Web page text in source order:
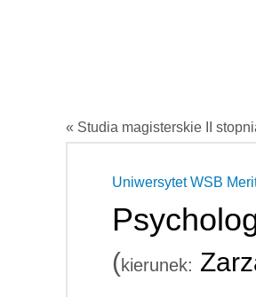
« Studia magisterskie II
Uniwersytet WSB
(kierunek: